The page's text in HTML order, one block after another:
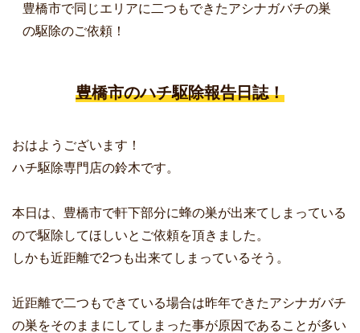
豊橋市で同じエリアに二つもできたアシナガバチの巣
の駆除のご依頼！
豊橋市のハチ駆除報告日誌！
おはようございます！
ハチ駆除専門店の鈴木です。
本日は、豊橋市で軒下部分に蜂の巣が出来てしまっている
ので駆除してほしいとご依頼を頂きました。
しかも近距離で2つも出来てしまっているそう。
近距離で二つもできている場合は昨年できたアシナガバチ
の巣をそのままにしてしまった事が原因であることが多い